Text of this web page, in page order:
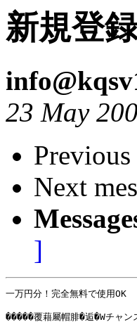
新規登
23 May
Previous
Next
]
一万円分！完全無料で使用OK
�����覆藉屬帽腓�逅�Wチャ